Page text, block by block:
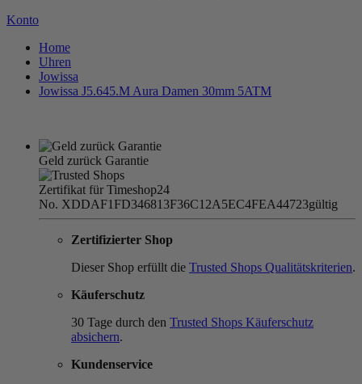
Konto
Home
Uhren
Jowissa
Jowissa J5.645.M Aura Damen 30mm 5ATM
Geld zurück Garantie
Zertifikat für Timeshop24
No. XDDAF1FD346813F36C12A5EC4FEA44723gültig
Zertifizierter Shop
Dieser Shop erfüllt die Trusted Shops Qualitätskriterien.
Käuferschutz
30 Tage durch den Trusted Shops Käuferschutz
absichern.
Kundenservice